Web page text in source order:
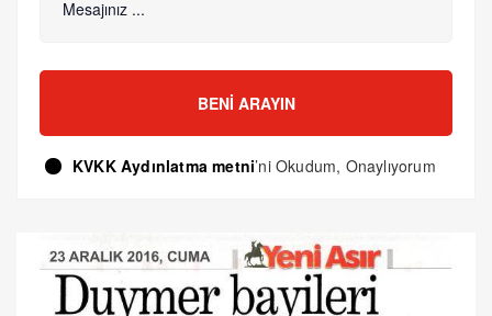
BENI ARAYIN
KVKK Aydınlatma metni’ni Okudum, Onaylıyorum